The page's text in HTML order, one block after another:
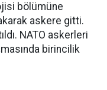
bölümüne
askere gitti.
NATO askerleri
birincilik